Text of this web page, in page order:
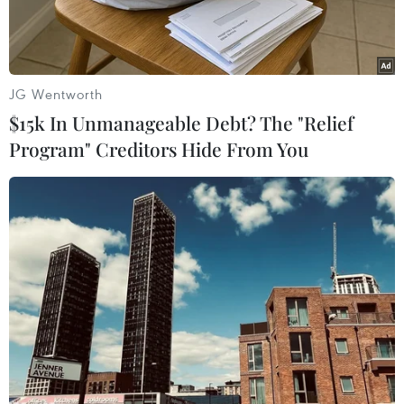
tại chỗ.
Lãnh đạo Thành phố Hồ Chí Minh cùng chính quyền địa
phương chia buồn, động viên gia đình các nạn nhân. (Ảnh:
Huyền Trang/TTXVN)
Ngày 23/9, Cơ quan Cảnh sát điều tra, Công an
JG Wentworth
$15k In Unmanageable Debt? The "Relief
Program" Creditors Hide From You